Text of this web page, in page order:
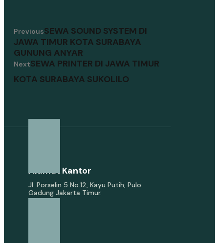
PreviousSEWA SOUND SYSTEM DI
JAWA TIMUR KOTA SURABAYA
GUNUNG ANYAR
NextSEWA PRINTER DI JAWA TIMUR
KOTA SURABAYA SUKOLILO
Alamat Kantor
Jl. Porselin 5 No.12, Kayu Putih, Pulo
Gadung Jakarta Timur.